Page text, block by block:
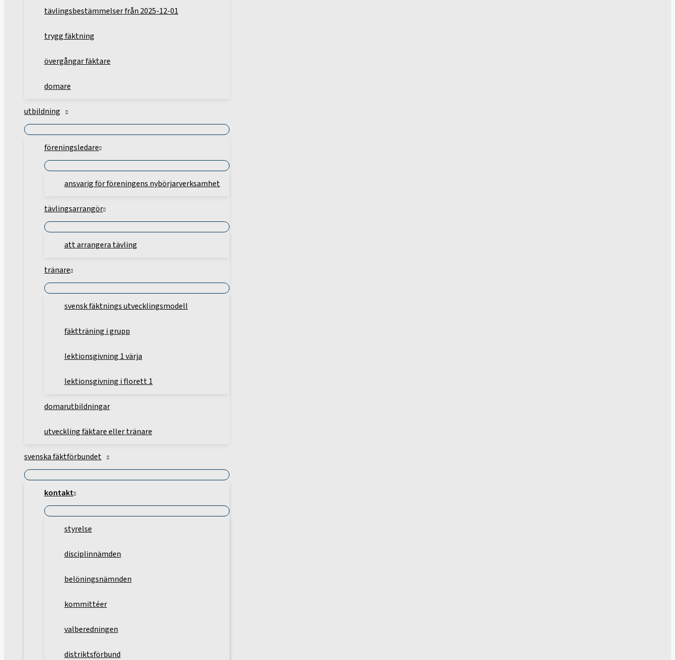
tävlingsbestämmelser från 2025-12-01
trygg fäktning
övergångar fäktare
domare
utbildning
föreningsledare
ansvarig för föreningens nybörjarverksamhet
tävlingsarrangör
att arrangera tävling
tränare
svensk fäktnings utvecklingsmodell
fäktträning i grupp
lektionsgivning 1 värja
lektionsgivning i florett 1
domarutbildningar
utveckling fäktare eller tränare
svenska fäktförbundet
kontakt
styrelse
disciplinnämden
belöningsnämnden
kommittéer
valberedningen
distriktsförbund